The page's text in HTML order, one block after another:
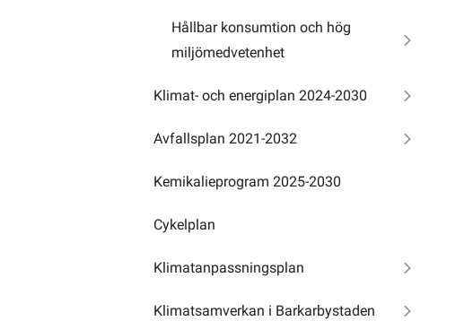
Hållbar konsumtion och hög
miljömedvetenhet
Klimat- och energiplan 2024-2030
Avfallsplan 2021-2032
Kemikalieprogram 2025-2030
Cykelplan
Klimatanpassningsplan
Klimatsamverkan i Barkarbystaden